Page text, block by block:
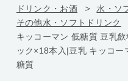
ドリンク・お酒
水・ソ
その他水・ソフトドリンク
キッコーマン 低糖質 豆乳
ック×18本入|豆乳 キッコ
糖質